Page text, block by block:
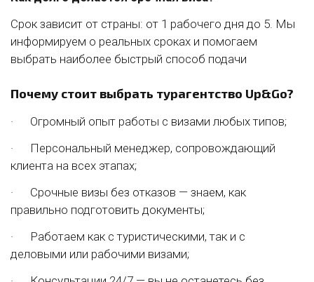
Срок зависит от страны: от 1 рабочего дня до 5. Мы
информируем о реальных сроках и помогаем
выбрать наиболее быстрый способ подачи
Почему стоит выбрать турагентство Up&Go?
· Огромный опыт работы с визами любых типов;
· Персональный менеджер, сопровождающий
клиента на всех этапах;
· Срочные визы без отказов — знаем, как
правильно подготовить документы;
· Работаем как с туристическими, так и с
деловыми или рабочими визами;